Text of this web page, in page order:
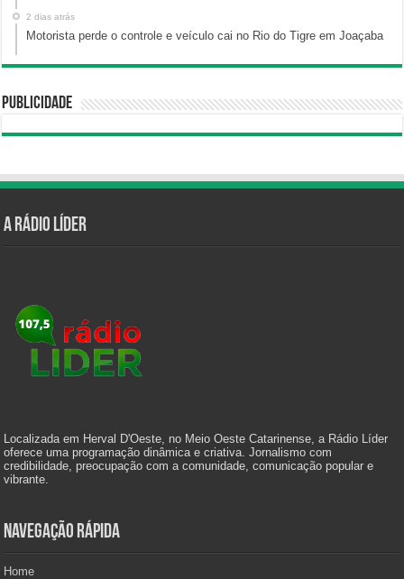
2 dias atrás
Motorista perde o controle e veículo cai no Rio do Tigre em Joaçaba
Publicidade
A Rádio Líder
Localizada em Herval D'Oeste, no Meio Oeste Catarinense, a Rádio Líder
oferece uma programação dinâmica e criativa. Jornalismo com
credibilidade, preocupação com a comunidade, comunicação popular e
vibrante.
Navegação Rápida
Home